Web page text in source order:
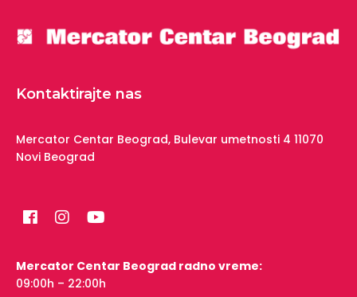
Kontaktirajte nas
Mercator Centar Beograd, Bulevar umetnosti 4 11070
Novi Beograd
Mercator Centar Beograd radno vreme:
09:00h – 22:00h